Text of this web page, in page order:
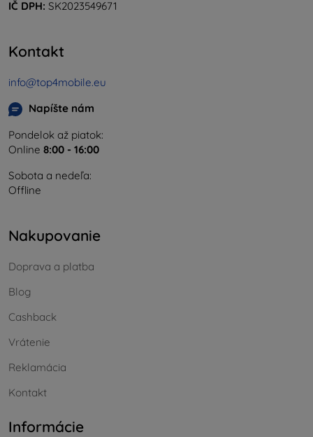
IČ DPH: SK2023549671
Kontakt
info@top4mobile.eu
Napíšte nám
Pondelok až piatok:
Online 8:00 - 16:00
Sobota a nedeľa:
Offline
Nakupovanie
Doprava a platba
Blog
Cashback
Vrátenie
Reklamácia
Kontakt
Informácie